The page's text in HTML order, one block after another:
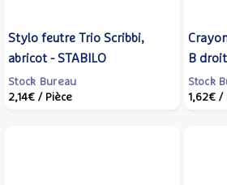
Stylo feutre Trio Scribbi,
abricot - STABILO
Stock Bureau
2,14€ / Pièce
B
Stock
1,62€ /